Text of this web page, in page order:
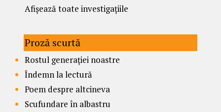
Afișează toate investigațiile
Proză scurtă
Rostul generației noastre
Îndemn la lectură
Poem despre altcineva
Scufundare în albastru